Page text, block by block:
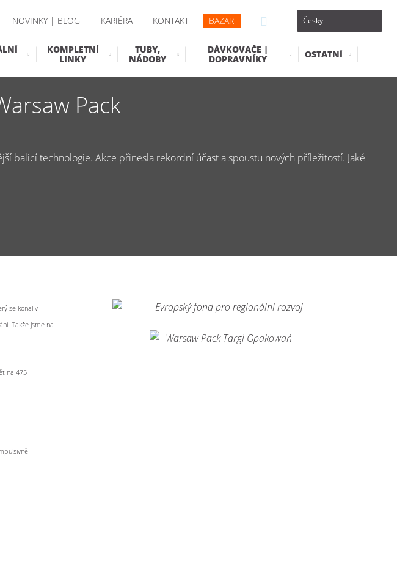
NOVINKY | BLOG KARIÉRA KONTAKT BAZAR
KOMPLETNÍ
LINKY
TUBY,
NÁDOBY
DÁVKOVAČE |
DOPRAVNÍKY
OSTATNÍ
Pack
balicí technologie. Akce přinesla rekordní účast a spoustu nových příležitostí. Jaké
se konal v
Takže jsme na
na 475